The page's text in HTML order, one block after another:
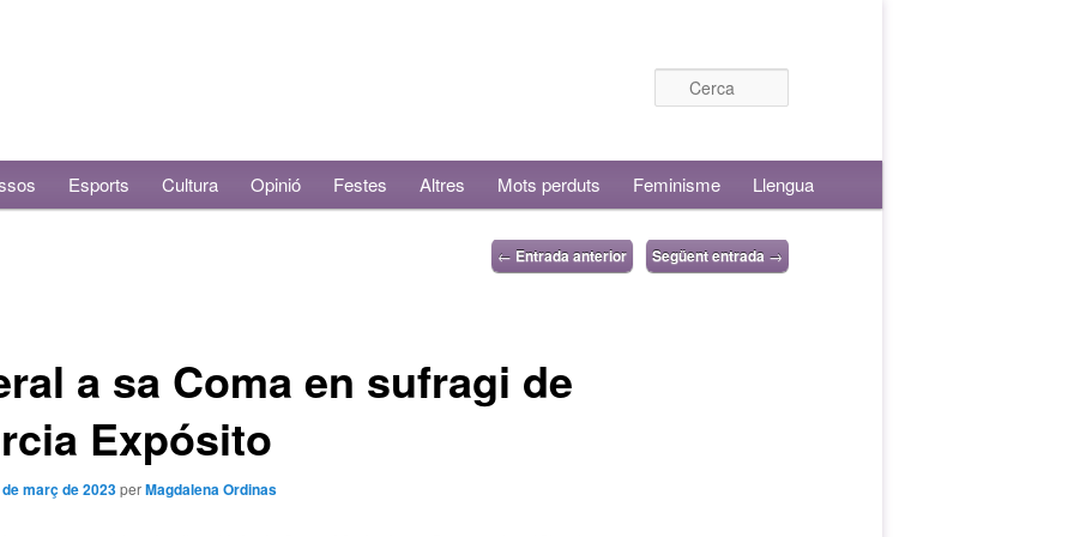
Esports Cultura Opinió Festes Altres Mots perduts Feminisme Llengua
← Entrada anterior Següent entrada →
a sa Coma en sufragi de
Expósito
març de 2023perMagdalena Ordinas